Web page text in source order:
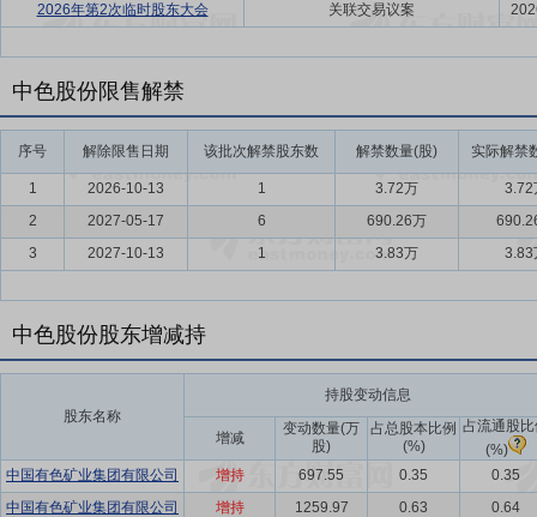
2026年第2次临时股东大会
关联交易议案
中色股份限售解禁
序号 解除限售日期 该批次解禁股东数 解禁数量(股) 实际解禁
1 2026-10-13 1 3.72万
3.72
2
2027-05-17 6 690.26万
3
2027-10-13 1 3.83万 3.83
中色股份股东增减持
股东名称
持股变动信息
增减
变动数量(万
股)
占总股本比例
(%)
占流通股
(%)
中国有色矿业集团有限公司
增持 697.55 0.35
0.35
中国有色矿业集团有限公司
增持 1259.97 0.63
0.64